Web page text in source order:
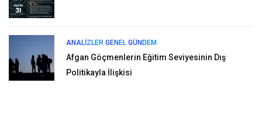
ANALIZLER GENEL GÜNDEM
Afgan Göçmenlerin Eğitim Seviyesinin Dış
Politikayla İlişkisi